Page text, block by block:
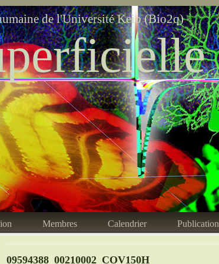
de l'Université Keio (Bio2q)
Membres Calendrier Publication
09594388_00210002_COV150H